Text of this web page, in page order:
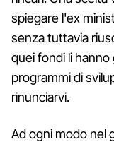
spiegare l'ex
senza tuttavia
quei fondi li
programmi di
rinunciarvi.
Ad ogni modo nel